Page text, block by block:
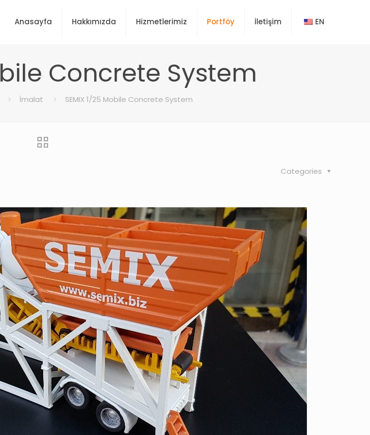
Anasayfa Hakkımızda Hizmetlerimiz Portföy İletişim EN
Concrete System
İmalat SEMIX 1/25 Mobile Concrete System
Categories